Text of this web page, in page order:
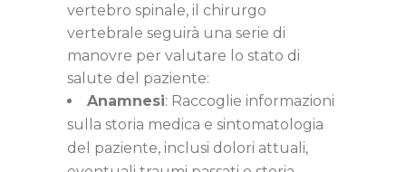
vertebro spinale, il chirurgo
vertebrale seguirà una serie di
manovre per valutare lo stato di
salute del paziente:
Anamnesi: Raccoglie informazioni
sulla storia medica e sintomatologia
del paziente, inclusi dolori attuali,